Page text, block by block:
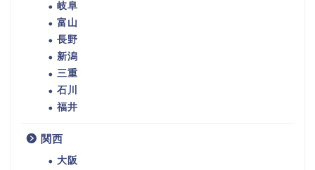
岐阜
富山
長野
新潟
三重
石川
福井
関西
大阪